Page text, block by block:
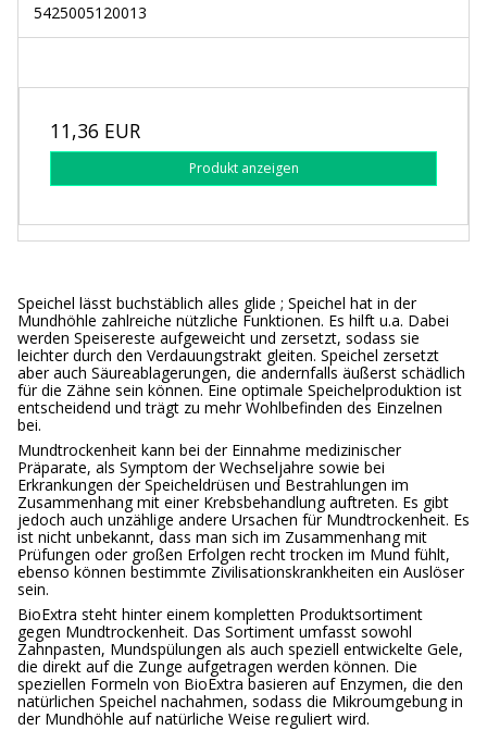
5425005120013
11,36 EUR
Produkt anzeigen
Speichel lässt buchstäblich alles glide ; Speichel hat in der
Mundhöhle zahlreiche nützliche Funktionen. Es hilft u.a. Dabei
werden Speisereste aufgeweicht und zersetzt, sodass sie
leichter durch den Verdauungstrakt gleiten. Speichel zersetzt
aber auch Säureablagerungen, die andernfalls äußerst schädlich
für die Zähne sein können. Eine optimale Speichelproduktion ist
entscheidend und trägt zu mehr Wohlbefinden des Einzelnen
bei.
Mundtrockenheit kann bei der Einnahme medizinischer
Präparate, als Symptom der Wechseljahre sowie bei
Erkrankungen der Speicheldrüsen und Bestrahlungen im
Zusammenhang mit einer Krebsbehandlung auftreten. Es gibt
jedoch auch unzählige andere Ursachen für Mundtrockenheit. Es
ist nicht unbekannt, dass man sich im Zusammenhang mit
Prüfungen oder großen Erfolgen recht trocken im Mund fühlt,
ebenso können bestimmte Zivilisationskrankheiten ein Auslöser
sein.
BioExtra steht hinter einem kompletten Produktsortiment
gegen Mundtrockenheit. Das Sortiment umfasst sowohl
Zahnpasten, Mundspülungen als auch speziell entwickelte Gele,
die direkt auf die Zunge aufgetragen werden können. Die
speziellen Formeln von BioExtra basieren auf Enzymen, die den
natürlichen Speichel nachahmen, sodass die Mikroumgebung in
der Mundhöhle auf natürliche Weise reguliert wird.